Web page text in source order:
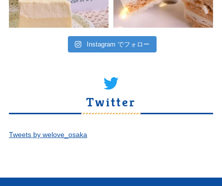
Instagram でフォロー
Twitter
Tweets by welove_osaka